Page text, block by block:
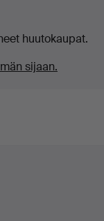
huutokaupat.
sijaan.